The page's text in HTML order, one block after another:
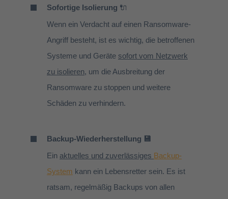
Sofortige Isolierung 🔌
Wenn ein Verdacht auf einen Ransomware-
Angriff besteht, ist es wichtig, die betroffenen
Systeme und Geräte sofort vom Netzwerk
zu isolieren, um die Ausbreitung der
Ransomware zu stoppen und weitere
Schäden zu verhindern.
Backup-Wiederherstellung 💾
Ein aktuelles und zuverlässiges Backup-
System kann ein Lebensretter sein. Es ist
ratsam, regelmäßig Backups von allen